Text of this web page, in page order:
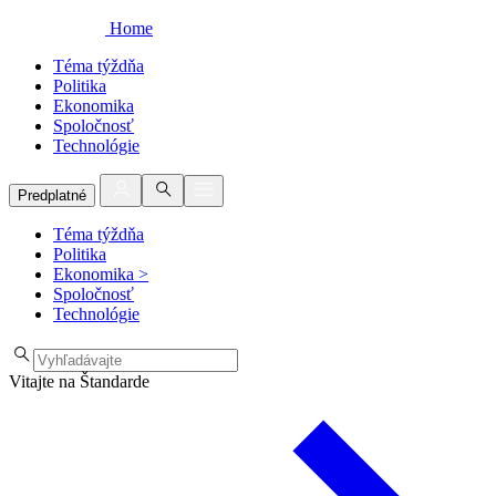
Home
Téma týždňa
Politika
Ekonomika
Spoločnosť
Technológie
Predplatné
Téma týždňa
Politika
Ekonomika >
Spoločnosť
Technológie
Vitajte na Štandarde